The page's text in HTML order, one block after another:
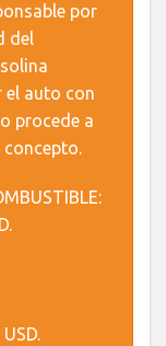
por
del
el auto con
procede a